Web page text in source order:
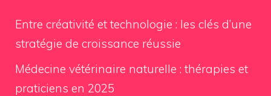
Entre créativité et technologie : les clés d’une
stratégie de croissance réussie
Médecine vétérinaire naturelle : thérapies et
praticiens en 2025